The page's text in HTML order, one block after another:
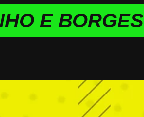
E BORGES